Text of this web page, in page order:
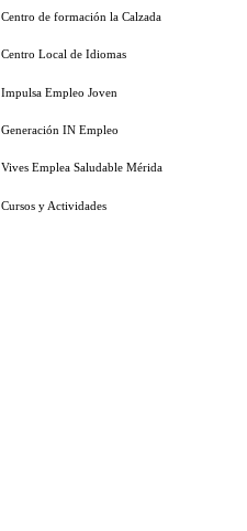
Centro de formación la Calzada
Centro Local de Idiomas
Impulsa Empleo Joven
Generación IN Empleo
Vives Emplea Saludable Mérida
Cursos y Actividades